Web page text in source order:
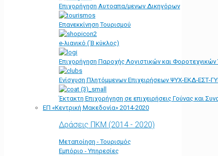
Επιχορήγηση Αυτοαπα/μενων Δικηγόρων
Επανεκκίνηση Τουρισμού
e-λιανικό (΄Β κύκλος)
Επιχορήγηση Παροχής Λογιστικών και
Ενίσχυση Πλητόμμενων Επιχειρήσεων ΨΥΧ-ΕΚΔ-ΕΣΤ-
Έκτακτη Επιχορήγηση σε επιχειρήσεις Γούνας και
ΕΠ «Kεντρική Μακεδονία» 2014-2020
Δράσεις ΠΚΜ (2014 - 2020)
Μεταποίηση - Τουρισμός
Εμπόριο - Υπηρεσίες